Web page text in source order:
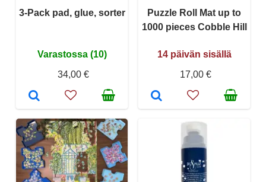
3-Pack pad, glue, sorter
Varastossa (10)
34,00 €
Puzzle Roll Mat up to
1000 pieces Cobble Hill
14 päivän sisällä
17,00 €